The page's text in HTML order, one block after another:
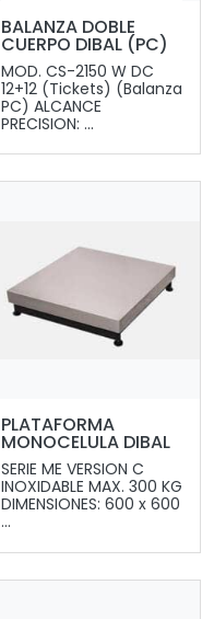
BALANZA DOBLE
CUERPO DIBAL (PC)
MOD. CS-2150 W DC
12+12 (Tickets) (Balanza
PC) ALCANCE
PRECISION: ...
PLATAFORMA
MONOCELULA DIBAL
SERIE ME VERSION C
INOXIDABLE MAX. 300 KG
DIMENSIONES: 600 x 600
...